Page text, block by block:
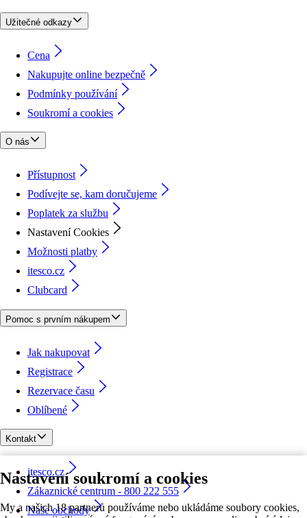
Nastavení soukromí a cookies
My a našich 18 partnerů používáme nebo ukládáme soubory cookies,
Užitečné odkazy
Cena
Nakupujte online bezpečně
Podmínky používání
Soukromí a cookies
O nás
Přístupnost
Podívejte se, kam doručujeme
Poplatek za službu
Nastavení Cookies
Možnosti platby
itesco.cz
Clubcard
Pomoc s prvním nákupem
Jak nakupovat
Registrace
Rezervace času
Oblíbené
Kontakt
itesco.cz
Zákaznické centrum - 800 222 555
Naše obchody